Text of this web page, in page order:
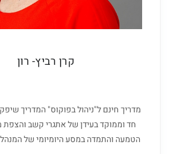
קרן רביץ- רון
מדריך חינם ל"ניהול בפוקוס" המדריך
חד וממוקד בעידן של אתגרי קשב והצפת
הטמעה והתמדה במסע היומיומי של